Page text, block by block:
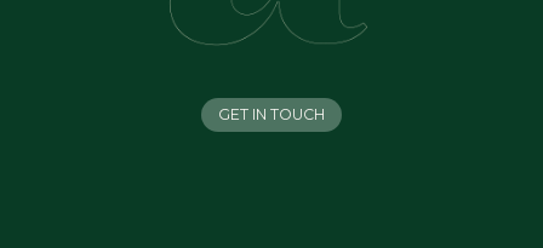
GET IN TOUCH